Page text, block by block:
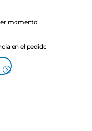
momento
en el pedido